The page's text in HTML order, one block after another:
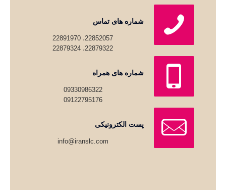
شماره های تماس
22852057، 22891970
22879322، 22879324
شماره های همراه
09330986322
09122795176
پست الکترونیکی
info@iranslc.com